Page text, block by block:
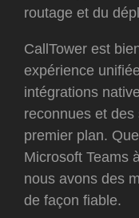
routage et du
CallTower est
expérience
intégrations
reconnues et
premier plan.
Microsoft Teams
nous avons des
de façon fiable.